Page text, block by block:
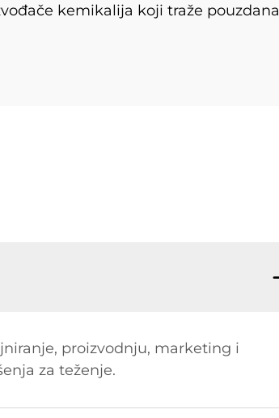
kemikalija koji traže pouzdana
proizvodnju, marketing i
za teženje.